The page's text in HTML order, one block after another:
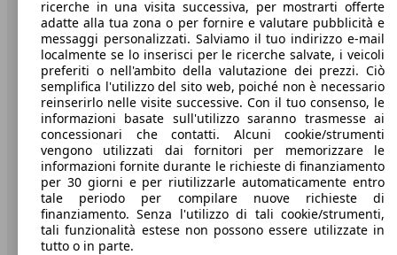
A proposito di AutoScout24
Stampa
Media
Condizioni generali
Informazioni
Privacy
Dichiarazione di Accessibilità
Servizi
ricerche in una visita successiva, per mostrarti offerte
adatte alla tua zona o per fornire e valutare pubblicità e
messaggi personalizzati. Salviamo il tuo indirizzo e-mail
localmente se lo inserisci per le ricerche salvate, i veicoli
preferiti o nell'ambito della valutazione dei prezzi. Ciò
semplifica l'utilizzo del sito web, poiché non è necessario
reinserirlo nelle visite successive. Con il tuo consenso, le
informazioni basate sull'utilizzo saranno trasmesse ai
concessionari che contatti. Alcuni cookie/strumenti
vengono utilizzati dai fornitori per memorizzare le
informazioni fornite durante le richieste di finanziamento
per 30 giorni e per riutilizzarle automaticamente entro
tale periodo per compilare nuove richieste di
finanziamento. Senza l'utilizzo di tali cookie/strumenti,
tali funzionalità estese non possono essere utilizzate in
tutto o in parte.